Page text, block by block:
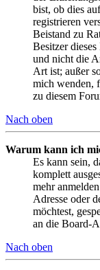
bist, ob dies
registrieren
Beistand zu
Besitzer
und nicht die
Art ist; außer
mich wenden,
zu diesem
Nach oben
Warum kann ich
Es kann sein,
komplett
mehr
Adresse oder
möchtest,
an die Board-
Nach oben